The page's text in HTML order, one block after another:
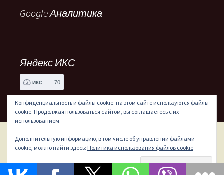
Google Аналитика
Яндекс ИКС
ИКС 70
Сайт работает на WordPress
Конфиденциальность и файлы cookie: на этом сайте используются файлы
cookie. Продолжая пользоваться сайтом, вы соглашаетесь с их
использованием.
Дополнительную информацию, в том числе об управлении файлами
cookie, можно найти здесь: Политика использования файлов cookie